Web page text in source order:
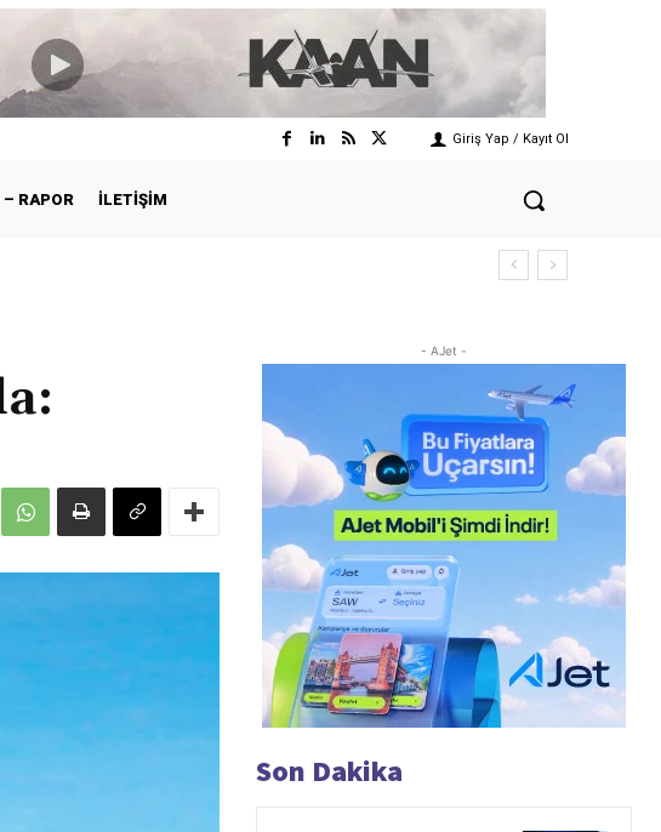
Giriş Yap / Kayıt Ol
RAPOR İLETIŞIM
- AJet -
Son Dakika